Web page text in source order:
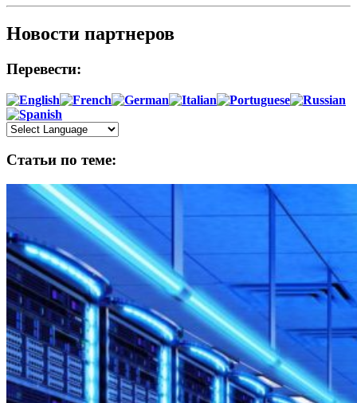
Новости партнеров
Перевести:
Статьи по теме: